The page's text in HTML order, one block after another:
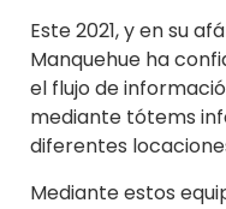
Este 2021, y en su
Manquehue ha
el flujo de
mediante tótems
diferentes
Mediante estos